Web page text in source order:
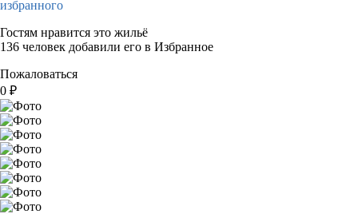
избранного
Гостям нравится это жильё
136 человек добавили его в Избранное
Пожаловаться
0 ₽